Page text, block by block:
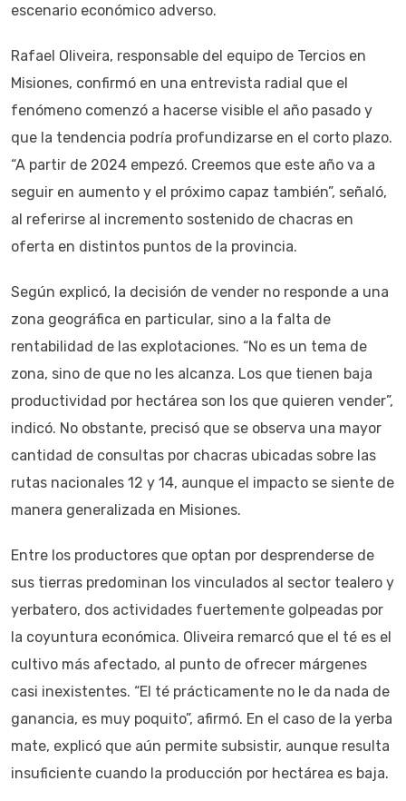
escenario económico adverso.
Rafael Oliveira, responsable del equipo de Tercios en
Misiones, confirmó en una entrevista radial que el
fenómeno comenzó a hacerse visible el año pasado y
que la tendencia podría profundizarse en el corto plazo.
“A partir de 2024 empezó. Creemos que este año va a
seguir en aumento y el próximo capaz también”, señaló,
al referirse al incremento sostenido de chacras en
oferta en distintos puntos de la provincia.
Según explicó, la decisión de vender no responde a una
zona geográfica en particular, sino a la falta de
rentabilidad de las explotaciones. “No es un tema de
zona, sino de que no les alcanza. Los que tienen baja
productividad por hectárea son los que quieren vender”,
indicó. No obstante, precisó que se observa una mayor
cantidad de consultas por chacras ubicadas sobre las
rutas nacionales 12 y 14, aunque el impacto se siente de
manera generalizada en Misiones.
Entre los productores que optan por desprenderse de
sus tierras predominan los vinculados al sector tealero y
yerbatero, dos actividades fuertemente golpeadas por
la coyuntura económica. Oliveira remarcó que el té es el
cultivo más afectado, al punto de ofrecer márgenes
casi inexistentes. “El té prácticamente no le da nada de
ganancia, es muy poquito”, afirmó. En el caso de la yerba
mate, explicó que aún permite subsistir, aunque resulta
insuficiente cuando la producción por hectárea es baja.